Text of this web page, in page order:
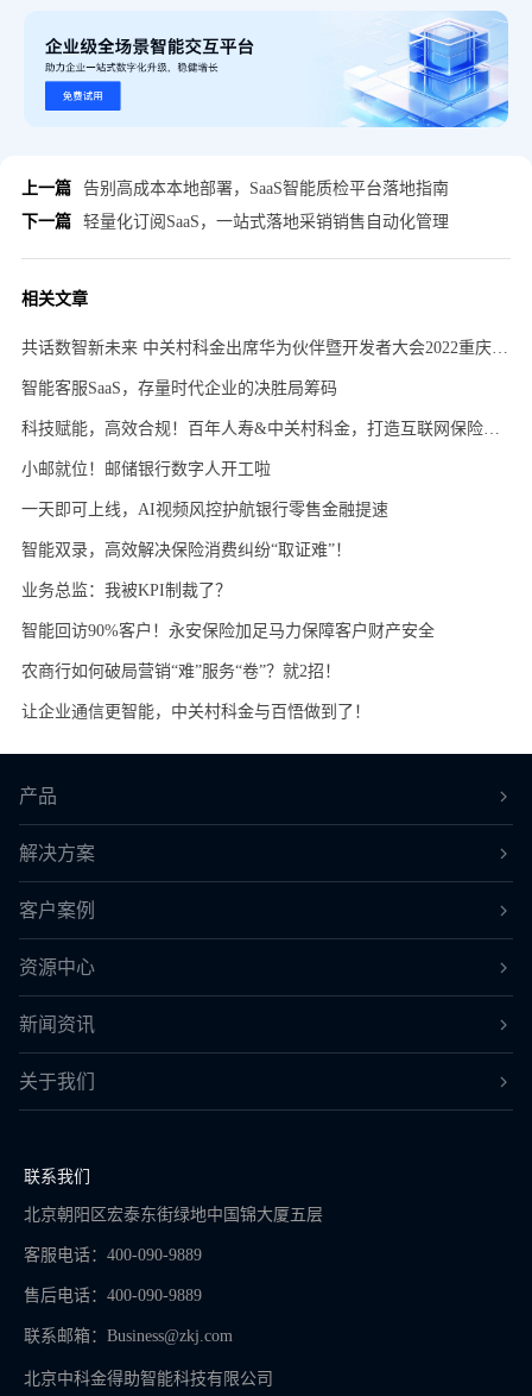
上一篇
告别高成本本地部署，SaaS智能质检平台落地指南
下一篇
轻量化订阅SaaS，一站式落地采销销售自动化管理
相关文章
智能客服SaaS，存量时代企业的决胜局筹码
小邮就位！邮储银行数字人开工啦
一天即可上线，AI视频风控护航银行零售金融提速
智能双录，高效解决保险消费纠纷“取证难”！
业务总监：我被KPI制裁了？
智能回访90%客户！永安保险加足马力保障客户财产安全
农商行如何破局营销“难”服务“卷”？就2招！
让企业通信更智能，中关村科金与百悟做到了！
产品
解决方案
客户案例
资源中心
新闻资讯
关于我们
联系我们
北京朝阳区宏泰东街绿地中国锦大厦五层
客服电话：400-090-9889
售后电话：400-090-9889
联系邮箱： Business@zkj.com
北京中科金得助智能科技有限公司